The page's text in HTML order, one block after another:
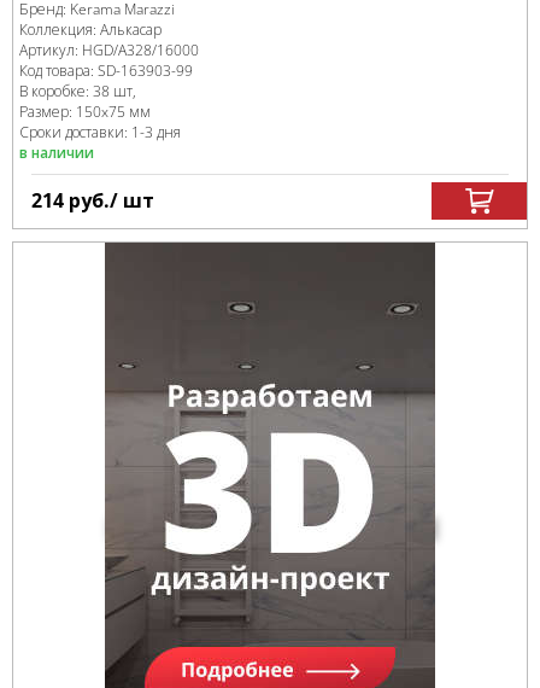
Бренд: Kerama Marazzi
Коллекция: Алькасар
Артикул: HGD/A328/16000
Код товара: SD-163903-99
В коробке: 38 шт,
Размер: 150x75 мм
Сроки доставки: 1-3 дня
в наличии
214 руб./ шт